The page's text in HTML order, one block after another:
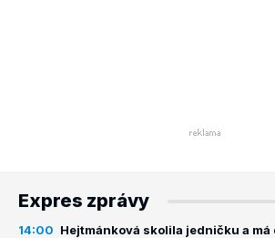
Expres zprávy
14:00 Hejtmánková skolila jedničku a